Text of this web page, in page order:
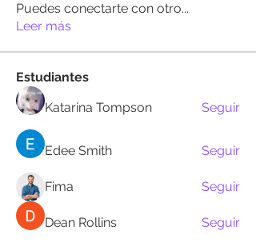
Puedes conectarte con otro...
Leer más
Estudiantes
Katarina Tompson
Seguir
Edee Smith Seguir
Fima Seguir
Dean Rollins Seguir